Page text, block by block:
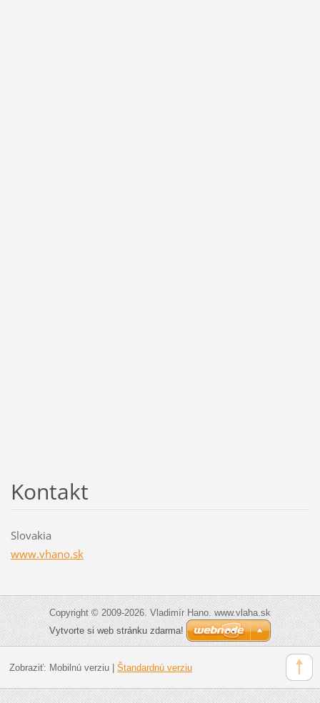
Kontakt
Slovakia
www.vhano.sk
Copyright © 2009-2026. Vladimír Hano. www.vlaha.sk
Vytvorte si web stránku zdarma!
Zobraziť: Mobilnú verziu| Štandardnú verziu